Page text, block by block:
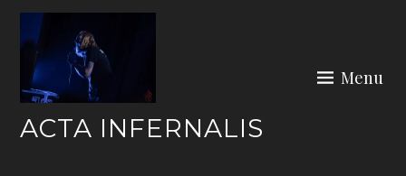
Skip
content
ACTA INFERNALIS
Menu